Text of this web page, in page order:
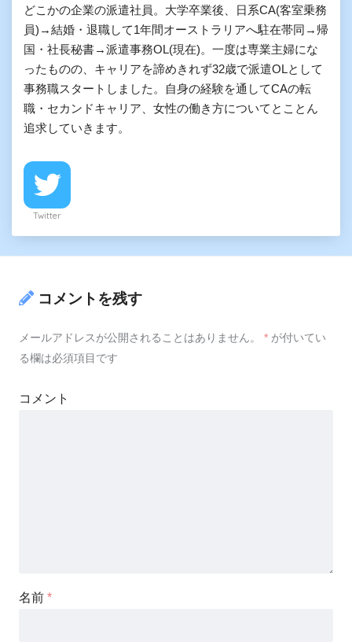
どこかの企業の派遣社員。大学卒業後、日系CA(客室乗務
員)→結婚・退職して1年間オーストラリアへ駐在帯同→帰
国・社長秘書→派遣事務OL(現在)。一度は専業主婦にな
ったものの、キャリアを諦めきれず32歳で派遣OLとして
事務職スタートしました。自身の経験を通してCAの転
職・セカンドキャリア、女性の働き方についてとことん
追求していきます。
Twitter
コメントを残す
メールアドレスが公開されることはありません。 * が付いてい
る欄は必須項目です
コメント
名前 *